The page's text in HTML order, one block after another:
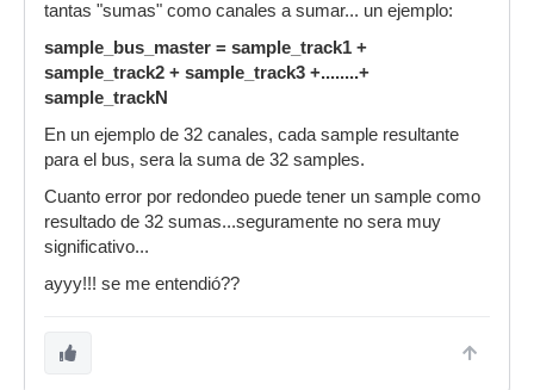
tantas "sumas" como canales a sumar... un ejemplo:
sample_bus_master = sample_track1 +
sample_track2 + sample_track3 +........+
sample_trackN
En un ejemplo de 32 canales, cada sample resultante
para el bus, sera la suma de 32 samples.
Cuanto error por redondeo puede tener un sample como
resultado de 32 sumas...seguramente no sera muy
significativo...
ayyy!!! se me entendió??